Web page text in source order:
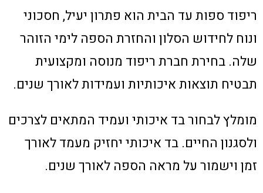
ריפוד ספות עד הבית הוא פתרון יעיל, חסכוני
ונוח לחידוש הסלון והחזרת הספה לימי הזוהר
שלה. בחירת חברת ריפוד מנוסה ומקצועית
תבטיח תוצאות איכותיות ועמידות לאורך שנים.
מומלץ לבחור בד איכותי ועמיד המתאים לצרכים
ולסגנון החיים. בד איכותי יחזיק מעמד לאורך
זמן וישמור על מראה הספה לאורך שנים.